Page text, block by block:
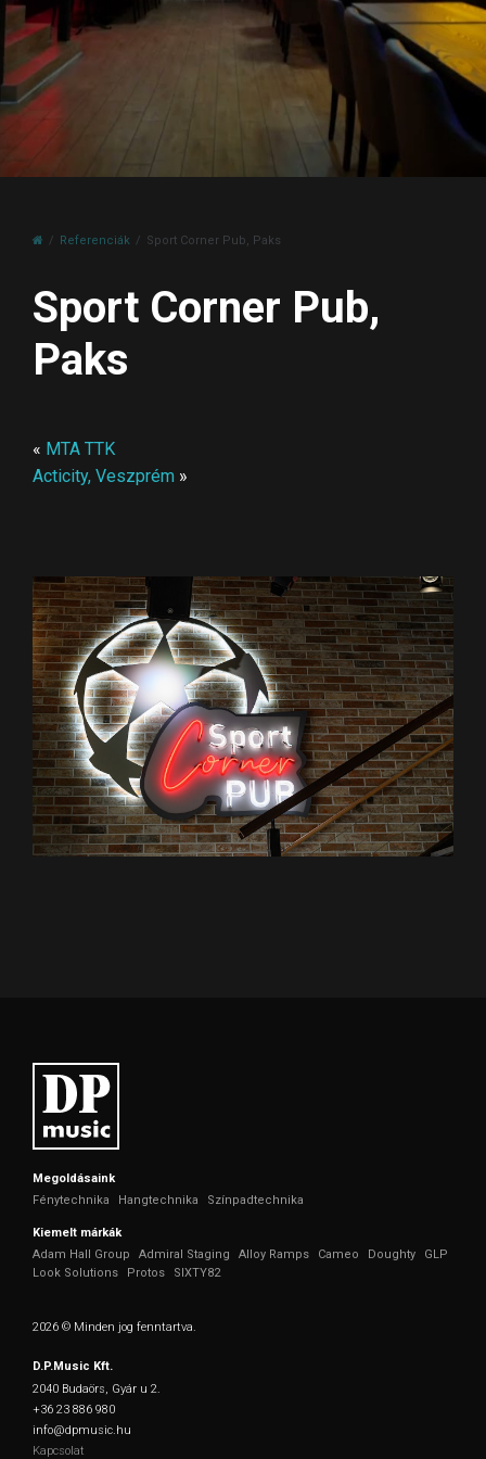
Referenciák Sport Corner Pub, Paks
Sport Corner Pub,
Paks
« MTA TTK
Acticity, Veszprém »
Megoldásaink
Fénytechnika
Hangtechnika Színpadtechnika
Kiemelt márkák
Adam Hall Group
Admiral Staging Alloy Ramps Cameo Doughty
GLP
Look Solutions
Protos SIXTY82
2026 © Minden jog fenntartva.
D.P.Music Kft.
2040 Budaörs, Gyár u 2.
+36 23 886 980
info@dpmusic.hu
Kapcsolat